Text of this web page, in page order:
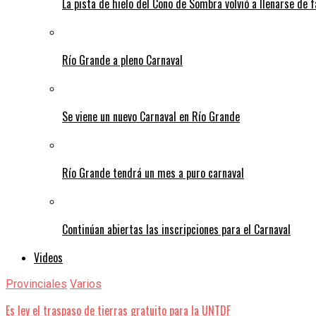
La pista de hielo del Cono de Sombra volvió a llenarse de
Río Grande a pleno Carnaval
Se viene un nuevo Carnaval en Río Grande
Río Grande tendrá un mes a puro carnaval
Continúan abiertas las inscripciones para el Carnaval
Videos
Provinciales Varios
Es ley el traspaso de tierras gratuito para la UNTDF